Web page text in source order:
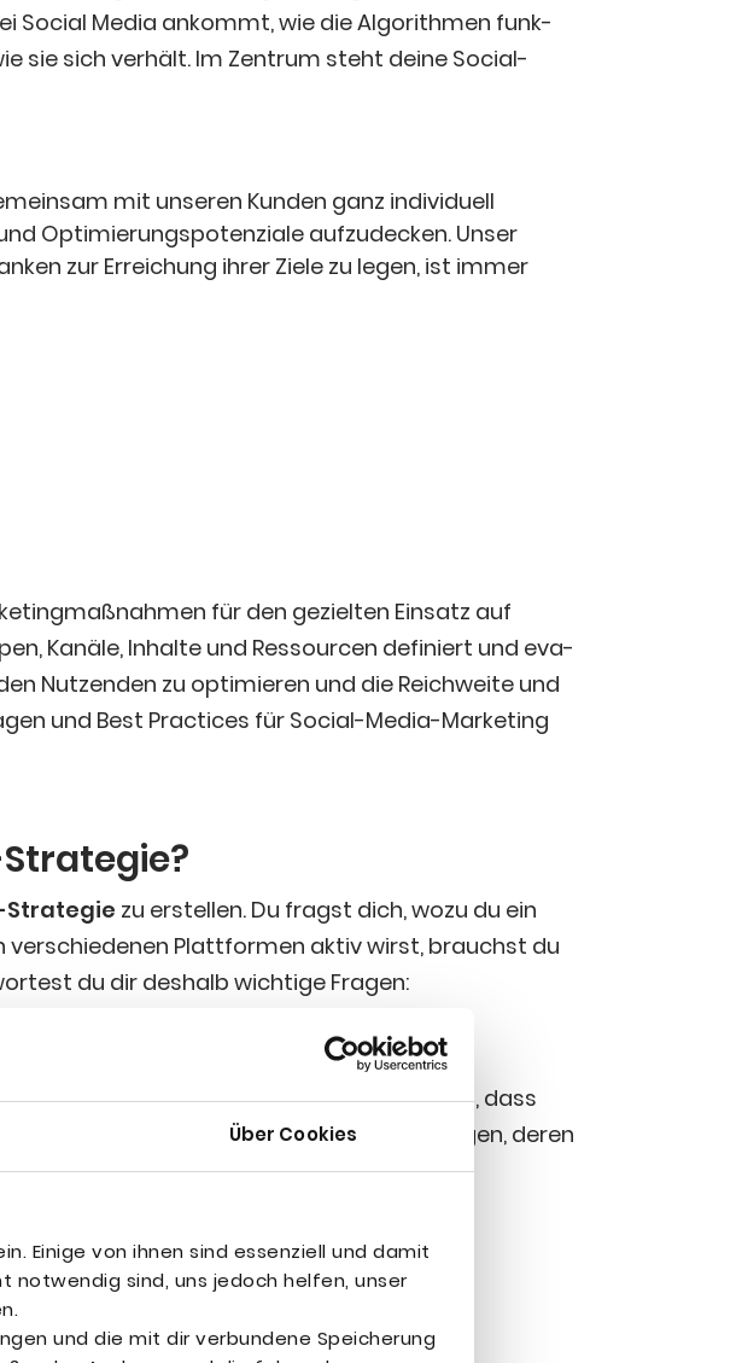
Über Cookies
Einige von ihnen sind essenziell und damit
sind, uns jedoch helfen, unser
und die mit dir verbundene Speicherung
Social Media ankommt, wie die Algo­rith­men funk­
sie sich ver­hält. Im Zen­trum steht dei­ne Social-
mit unse­ren Kun­den ganz indi­vi­du­ell
Opti­mie­rungs­po­ten­zia­le auf­zu­de­cken. Unser
zur Errei­chung ihrer Zie­le zu legen, ist immer
für den geziel­ten Ein­satz auf
Kanä­le, Inhal­te und Res­sour­cen defi­niert und eva­
Nut­zen­den zu opti­mie­ren und die Reich­wei­te und
und Best Prac­ti­ces für Social-Media-Mar­ke­ting
Stra­te­gie zu erstel­len. Du fragst dich, wozu du ein
ver­schie­de­nen Platt­for­men aktiv wirst, brauchst du
du dir des­halb wich­ti­ge Fragen:
zum lang­fris­ti­gen und über­ge­ord­ne­ten Ziel, dass
stellst du dir eine Rei­he von Fra­gen, deren